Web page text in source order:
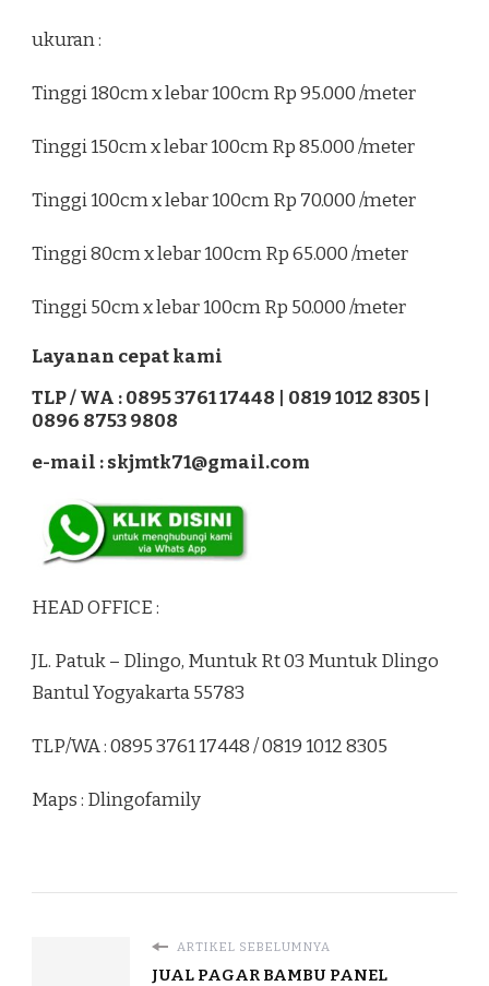
ukuran :
Tinggi 180cm x lebar 100cm Rp 95.000 /meter
Tinggi 150cm x lebar 100cm Rp 85.000 /meter
Tinggi 100cm x lebar 100cm Rp 70.000 /meter
Tinggi 80cm x lebar 100cm Rp 65.000 /meter
Tinggi 50cm x lebar 100cm Rp 50.000 /meter
Layanan cepat kami
TLP / WA : 0895 3761 17448 | 0819 1012 8305 |
0896 8753 9808
e-mail : skjmtk71@gmail.com
HEAD OFFICE :
JL. Patuk – Dlingo, Muntuk Rt 03 Muntuk Dlingo
Bantul Yogyakarta 55783
TLP/WA : 0895 3761 17448 / 0819 1012 8305
Maps : Dlingofamily
ARTIKEL SEBELUMNYA
JUAL PAGAR BAMBU PANEL